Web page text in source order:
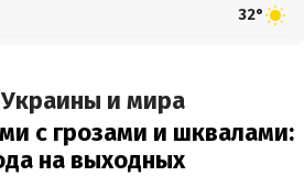
32°
и мира
с грозами и шквалами:
на выходных